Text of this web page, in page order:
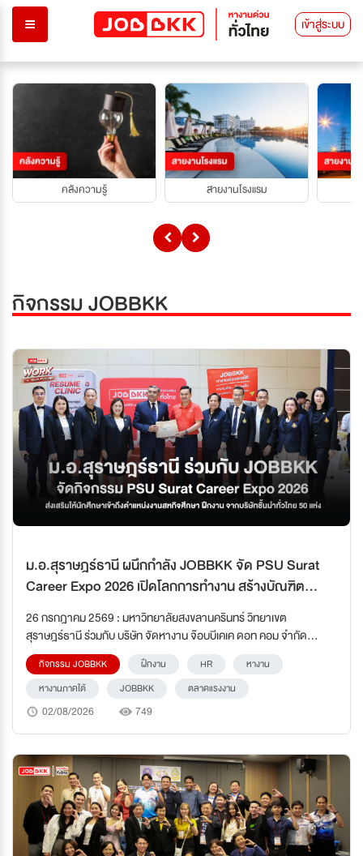
เข้าสู่ระบบ
คลังความรู้ สายงานโรงแรม
กิจกรรม JOBBKK
ม.อ.สุราษฎร์ธานี ผนึกกำลัง JOBBKK จัด PSU Surat
Career Expo 2026 เปิดโลกการทำงาน สร้างบัณฑิต
พร้อมสู่อนาคต
26 กรกฎาคม 2569 : มหาวิทยาลัยสงขลานครินทร์ วิทยาเขต
สุราษฎร์ธานี ร่วมกับ บริษัท จัดหางาน จ๊อบบีเคเค ดอท คอม จำกัด
(JOBBKK) จัดงาน PSU Surat Career Expo 2026 ครั้งที่ 3
กิจกรรม JOBBKK ฝึกงาน HR
หางาน
หางานภาคใต้
JOBBKK ตลาดแรงงาน
02/08/2026 749